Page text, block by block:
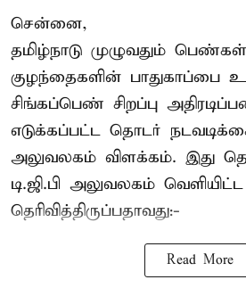
சென்னை,
தமிழ்நாடு முழுவதும்
குழந்தைகளின் பாதுகாப்பை
சிங்கப்பெண் சிறப்பு
எடுக்கப்பட்ட தொடர்
அலுவலகம் விளக்கம். இது
டி.ஜி.பி அலுவலகம்
தெரிவித்திருப்பதாவது:-
Read More